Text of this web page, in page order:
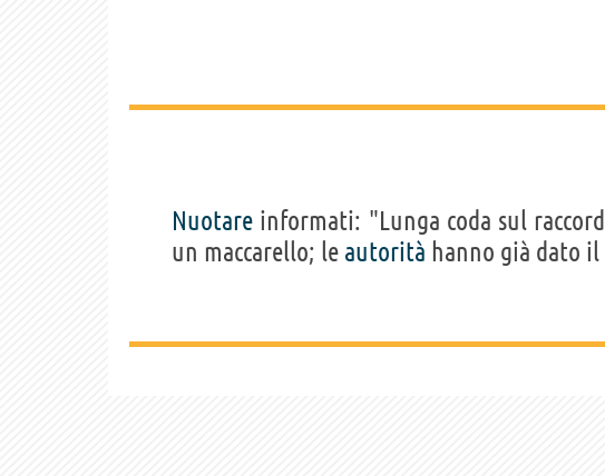
Nuotare informati: "Lunga coda sul
un maccarello; le autorità hanno già dato il